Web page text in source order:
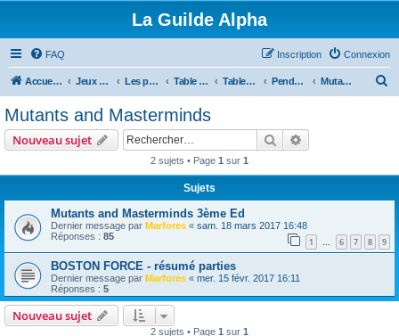
La Guilde Alpha
FAQ Connexion
Inscription
Accueil du forum Jeux de rôles Les parties de la Guilde Table en cours, à venir ou en pause Tables fini ou en pause Pendant ce temps là, a Veracruz Mutants and Masterminds
e
Mutants and Masterminds
Nouveau sujet Rechercher
2 sujets • Page 1 sur 1
Sujets
Mutants and Masterminds 3ème Ed
Dernier message par Marfores « sam. 18 mars 2017 16:48
Réponses : 85 1 … 6 7 8 9
BOSTON FORCE - résumé parties
Dernier message par Marfores « mer. 15 févr. 2017 16:11
Réponses : 5
Nouveau sujet
2 sujets • Page 1 sur 1